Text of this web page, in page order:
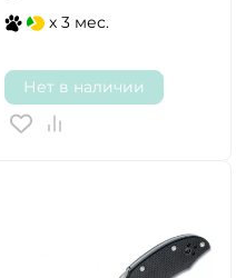
x 3 мес.
Нет в наличии
НЕТ